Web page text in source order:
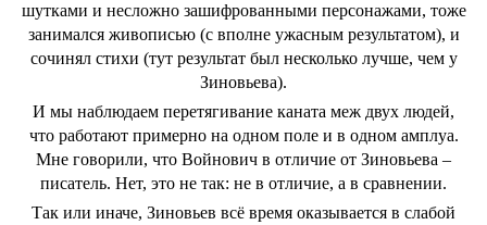
шутками и несложно зашифрованными персонажами, тоже
занимался живописью (с вполне ужасным результатом), и
сочинял стихи (тут результат был несколько лучше, чем у
Зиновьева).
И мы наблюдаем перетягивание каната меж двух людей,
что работают примерно на одном поле и в одном амплуа.
Мне говорили, что Войнович в отличие от Зиновьева –
писатель. Нет, это не так: не в отличие, а в сравнении.
Так или иначе, Зиновьев всё время оказывается в слабой